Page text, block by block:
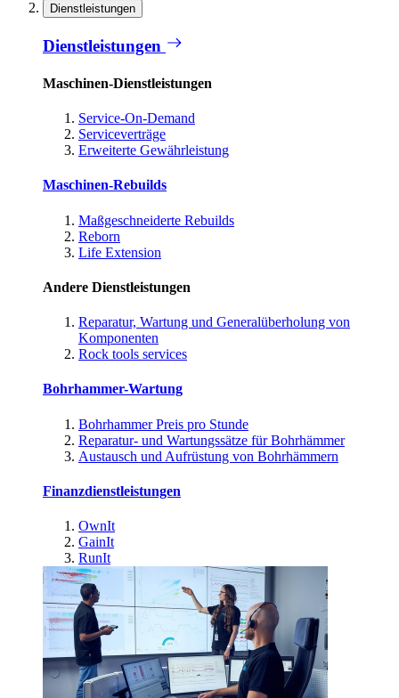
Dienstleistungen
Dienstleistungen
Maschinen-Dienstleistungen
Service-On-Demand
Serviceverträge
Erweiterte Gewährleistung
Maschinen-Rebuilds
Maßgeschneiderte Rebuilds
Reborn
Life Extension
Andere Dienstleistungen
Reparatur, Wartung und Generalüberholung von
Komponenten
Rock tools services
Bohrhammer-Wartung
Bohrhammer Preis pro Stunde
Reparatur- und Wartungssätze für Bohrhämmer
Austausch und Aufrüstung von Bohrhämmern
Finanzdienstleistungen
OwnIt
GainIt
RunIt